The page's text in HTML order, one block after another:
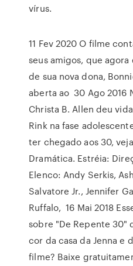
vírus.
11 Fev 2020 O filme
seus amigos, que
de sua nova dona,
aberta ao 30 Ago 2016
Christa B. Allen deu
Rink na fase
ter chegado aos 30,
Dramática. Estréia:
Elenco: Andy Serkis,
Salvatore Jr., Jennifer
Ruffalo, 16 Mai 2018
sobre "De Repente 30"
cor da casa da Jenna e
filme? Baixe